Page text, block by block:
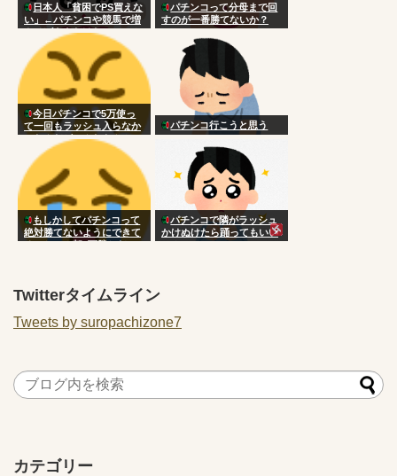
日本人「貧困でPS買えな
い」←パチンコや競馬で増
やせばええだけなのにアホ
パチンコって分母まで回
すのが一番勝てないか？
今日パチンコで5万使っ
て一回もラッシュ入らなか
ったんだがこんなもん？
パチンコ行こうと思う
もしかしてパチンコって
絶対勝てないようにできて
るのか…？朝3万勝ちだっ
パチンコで隣がラッシュ
かけぬけたら踊ってもいい
の？
Twitterタイムライン
Tweets by suropachizone7
カテゴリー